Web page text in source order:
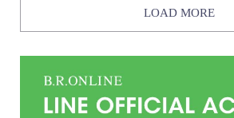
LOAD MORE